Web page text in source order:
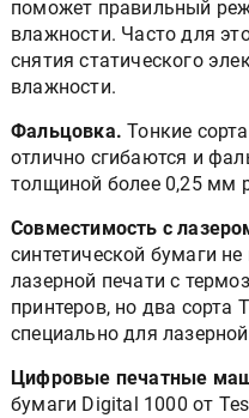
поможет правильный
влажности. Часто для
снятия статического
влажности.
Фальцовка. Тонкие
отлично сгибаются и
толщиной более 0,25 мм
Совместимость с
синтетической бумаги
лазерной печати с
принтеров, но два сорта
специально для
Цифровые печатные
бумаги Digital 1000 от